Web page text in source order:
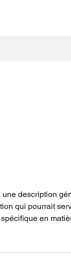
description
qui pourrait
en